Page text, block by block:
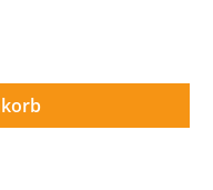
gewünschten